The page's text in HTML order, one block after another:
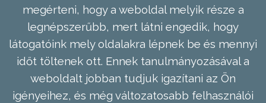
megérteni, hogy a weboldal melyik része a
legnépszerűbb, mert látni engedik, hogy
látogatóink mely oldalakra lépnek be és mennyi
időt töltenek ott. Ennek tanulmányozásával a
weboldalt jobban tudjuk igazítani az Ön
igényeihez, és még változatosabb felhasználói